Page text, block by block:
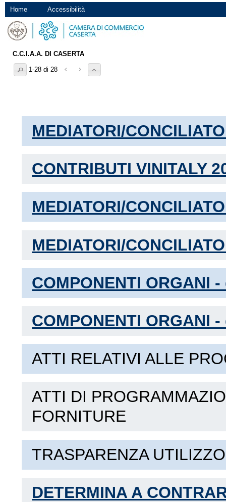
Home Accessibilità
C.C.I.A.A. DI CASERTA
1-28 di 28
MEDIATORI/
CONTRIBUTI VINITALY
MEDIATORI/
MEDIATORI/
COMPONENTI ORGANI
COMPONENTI ORGANI
ATTI RELATIVI ALLE
ATTI DI
FORNITURE
TRASPARENZA
DETERMINA A